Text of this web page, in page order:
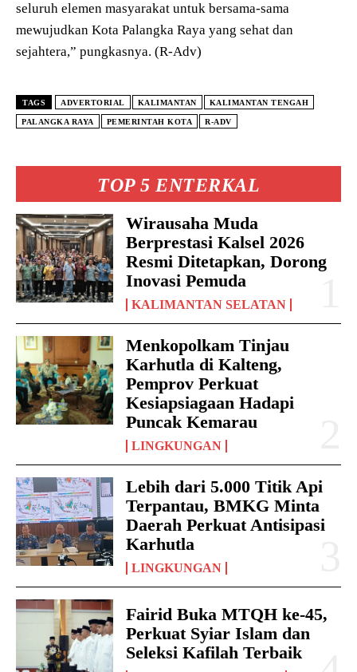
TOP 5 ENTERKAL
Wirausaha Muda
Berprestasi Kalsel 2026
Resmi Ditetapkan, Dorong
Inovasi Pemuda
KALIMANTAN SELATAN
Menkopolkam Tinjau
Karhutla di Kalteng,
Pemprov Perkuat
Kesiapsiagaan Hadapi
Puncak Kemarau
LINGKUNGAN
Lebih dari 5.000 Titik Api
Terpantau, BMKG Minta
Daerah Perkuat Antisipasi
Karhutla
LINGKUNGAN
Fairid Buka MTQH ke-45,
Perkuat Syiar Islam dan
Seleksi Kafilah Terbaik
seluruh elemen masyarakat untuk bersama-sama
mewujudkan Kota Palangka Raya yang sehat dan
sejahtera,” pungkasnya. (R-Adv)
TAGS ADVERTORIAL KALIMANTAN KALIMANTAN TENGAH
PALANGKA RAYA PEMERINTAH KOTA R-ADV